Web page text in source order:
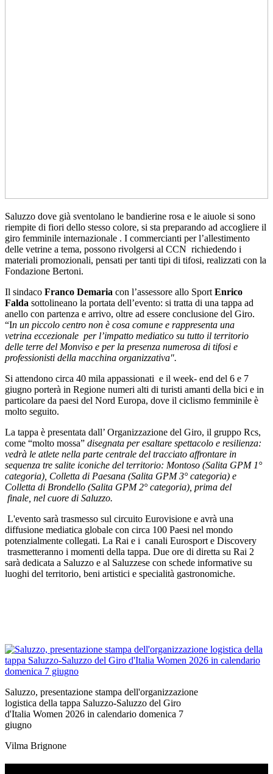
Saluzzo dove già sventolano le bandierine rosa e le aiuole si sono
riempite di fiori dello stesso colore, si sta preparando ad accogliere il
giro femminile internazionale . I commercianti per l’allestimento
delle vetrine a tema, possono rivolgersi al CCN richiedendo i
materiali promozionali, pensati per tanti tipi di tifosi, realizzati con la
Fondazione Bertoni.
Il sindaco Franco Demaria con l’assessore allo Sport Enrico
Falda sottolineano la portata dell’evento: si tratta di una tappa ad
anello con partenza e arrivo, oltre ad essere conclusione del Giro.
“In un piccolo centro non è cosa comune e rappresenta una
vetrina eccezionale per l’impatto mediatico su tutto il territorio
delle terre del Monviso e per la presenza numerosa di tifosi e
professionisti della macchina organizzativa".
Si attendono circa 40 mila appassionati e il week- end del 6 e 7
giugno porterà in Regione numeri alti di turisti amanti della bici e in
particolare da paesi del Nord Europa, dove il ciclismo femminile è
molto seguito.
La tappa è presentata dall’ Organizzazione del Giro, il gruppo Rcs,
come “molto mossa” disegnata per esaltare spettacolo e resilienza:
vedrà le atlete nella parte centrale del tracciato affrontare in
sequenza tre salite iconiche del territorio: Montoso (Salita GPM 1°
categoria), Colletta di Paesana (Salita GPM 3° categoria) e
Colletta di Brondello (Salita GPM 2° categoria), prima del
finale, nel cuore di Saluzzo.
L'evento sarà trasmesso sul circuito Eurovisione e avrà una
diffusione mediatica globale con circa 100 Paesi nel mondo
potenzialmente collegati. La Rai e i canali Eurosport e Discovery
trasmetteranno i momenti della tappa. Due ore di diretta su Rai 2
sarà dedicata a Saluzzo e al Saluzzese con schede informative su
luoghi del territorio, beni artistici e specialità gastronomiche.
Saluzzo, presentazione stampa dell'organizzazione
logistica della tappa Saluzzo-Saluzzo del Giro
d'Italia Women 2026 in calendario domenica 7
giugno
Vilma Brignone